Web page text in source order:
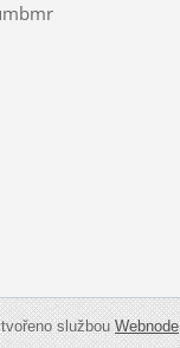
službouWebnode